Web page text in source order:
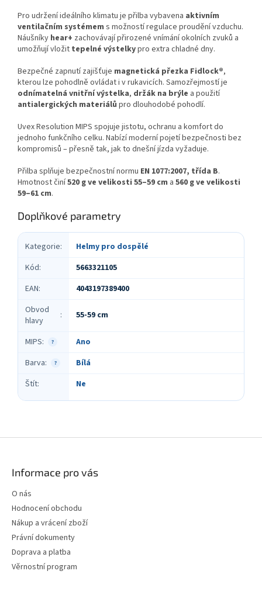
Pro udržení ideálního klimatu je přilba vybavena aktivním
ventilačním systémem s možností regulace proudění vzduchu.
Náušníky hear+ zachovávají přirozené vnímání okolních zvuků a
umožňují vložit tepelné výstelkypro extra chladné dny.
Bezpečné zapnutí zajišťuje magnetická přezka Fidlock®,
kterou lze pohodlně ovládat i v rukavicích. Samozřejmostí je
odnímatelná vnitřní výstelka, držák na brýle a použití
antialergických materiálů pro dlouhodobé pohodlí.
Uvex Resolution MIPS spojuje jistotu, ochranu a komfort do
jednoho funkčního celku. Nabízí moderní pojetí bezpečnosti bez
kompromisů – přesně tak, jak to dnešní jízda vyžaduje.
Přilba splňuje bezpečnostní normu EN 1077:2007, třída B.
Hmotnost činí520 g ve velikosti 55–59 cm a 560 g ve velikosti
59–61 cm.
Doplňkové parametry
Kategorie:
Helmy pro dospělé
Kód:
5663321105
EAN:
4043197389400
Obvod
hlavy
: 55-59 cm
?
MIPS: Ano
?
Barva:
Bílá
Štít: Ne
Informace pro vás
O nás
Hodnocení obchodu
Nákup a vrácení zboží
Právní dokumenty
Doprava a platba
Věrnostní program